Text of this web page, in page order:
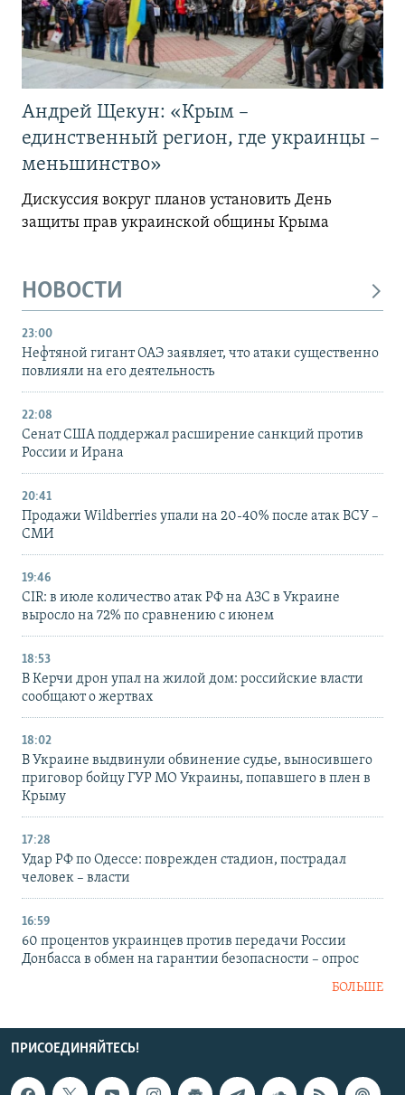
Андрей Щекун: «Крым –
единственный регион, где украинцы –
меньшинство»
Дискуссия вокруг планов установить День
защиты прав украинской общины Крыма
НОВОСТИ
23:00
Нефтяной гигант ОАЭ заявляет, что атаки существенно
повлияли на его деятельность
22:08
Сенат США поддержал расширение санкций против
России и Ирана
20:41
Продажи Wildberries упали на 20-40% после атак ВСУ –
СМИ
19:46
CIR: в июле количество атак РФ на АЗС в Украине
выросло на 72% по сравнению с июнем
18:53
В Керчи дрон упал на жилой дом: российские власти
сообщают о жертвах
18:02
В Украине выдвинули обвинение судье, выносившего
приговор бойцу ГУР МО Украины, попавшего в плен в
Крыму
17:28
Удар РФ по Одессе: поврежден стадион, пострадал
человек – власти
16:59
60 процентов украинцев против передачи России
Донбасса в обмен на гарантии безопасности – опрос
БОЛЬШЕ
ПРИСОЕДИНЯЙТЕСЬ!